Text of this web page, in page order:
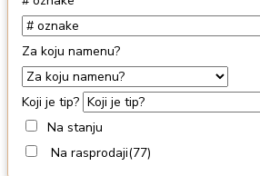
Za koju namenu?
Koji je tip?
Na stanju
Na rasprodaji(77)